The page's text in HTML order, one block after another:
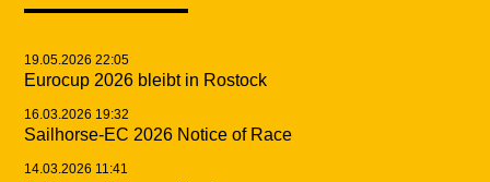
19.05.2026 22:05
Eurocup 2026 bleibt in Rostock
16.03.2026 19:32
Sailhorse-EC 2026 Notice of Race
14.03.2026 11:41